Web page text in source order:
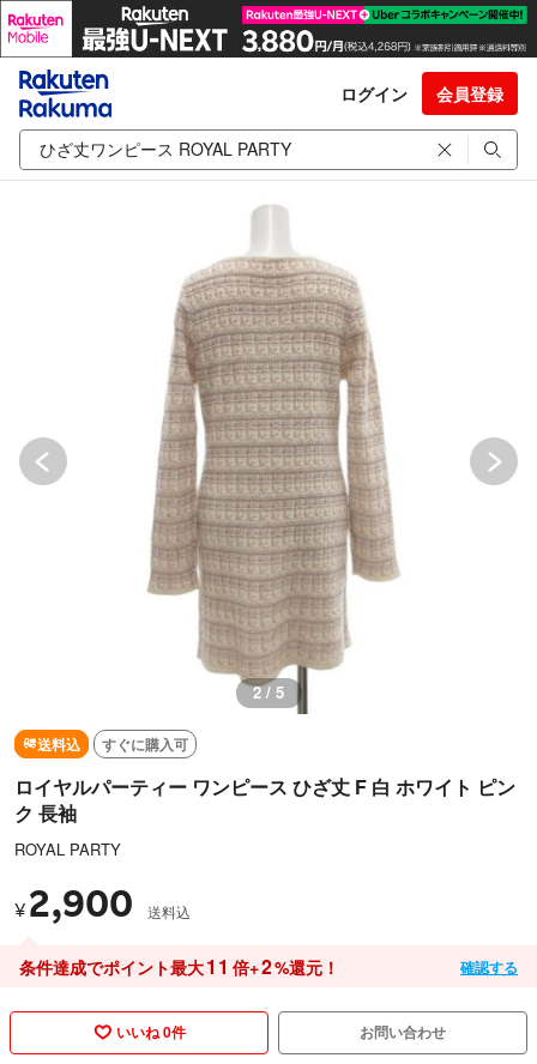
ログイン 会員登録
2 / 5
送料込 すぐに購入可
ロイヤルパーティー ワンピース ひざ丈 F 白 ホワイト ピン
ク 長袖
ROYAL PARTY
¥ 2,900 送料込
条件達成でポイント最大11 倍+2%還元！ 確認する
いいね 0件 お問い合わせ